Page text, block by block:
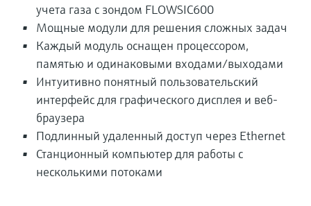
учета газа с зондом FLOWSIC600
Мощные модули для решения сложных задач
Каждый модуль оснащен процессором,
памятью и одинаковыми входами/выходами
Интуитивно понятный пользовательский
интерфейс для графического дисплея и веб-
браузера
Подлинный удаленный доступ через Ethernet
Станционный компьютер для работы с
несколькими потоками